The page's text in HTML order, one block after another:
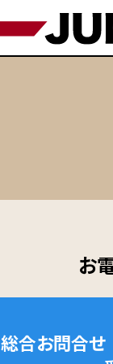
お
総合お問合せ